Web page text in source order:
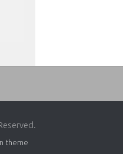
theme